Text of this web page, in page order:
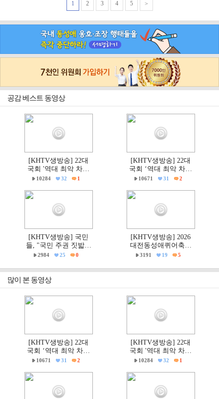
1 2 3 4 5 >
공감 베스트 동영상
[KHTV생방송] 22대
국회 '역대 최악 차별
금지법' 반대 거룩한방
10284 32 1
[KHTV생방송] 22대
국회 ‘역대 최악 차별
금지법’ 반대 거룩한방
10671 31 2
[KHTV생방송] 국민
들, "국민 주권 짓밟힌
6·3지방선거, 재선거하
하라!"
2984 25 0
[KHTV생방송] 2026
대전동성애퀴어축제
& 2026 거룩한방파제
대회' 현장
3191 19 5
많이 본 동영상
[KHTV생방송] 22대
국회 ‘역대 최악 차별
금지법’ 반대 거룩한방
10671 31 2
[KHTV생방송] 22대
국회 '역대 최악 차별
금지법' 반대 거룩한방
10284 32 1